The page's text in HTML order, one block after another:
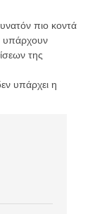
πιο κοντά
υπάρχουν
της
υπάρχει η